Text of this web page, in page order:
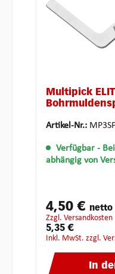
Multipick
Artikel-Nr.:
Verfügbar -
abhängig von
4,50 € netto
zzgl. Versandkosten
5,35 €
inkl. MwSt. zzgl.
In